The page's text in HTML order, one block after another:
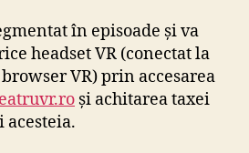
în episoade și va
headset VR (conectat la
VR) prin accesarea
și achitarea taxei